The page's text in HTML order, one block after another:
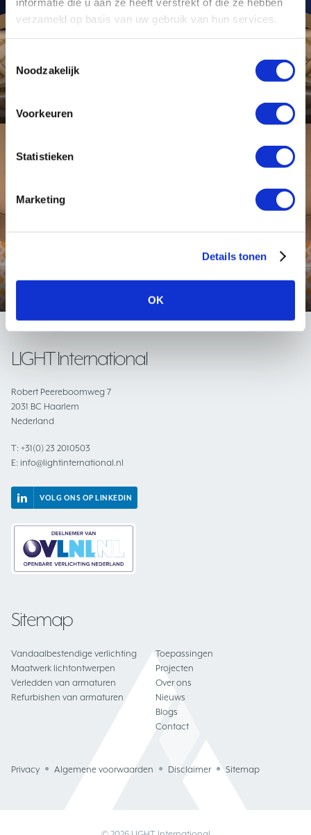
verzameld op basis van uw gebruik van hun services.
Toestemmingsselectie
Noodzakelijk
Voorkeuren
Statistieken
Marketing
Details tonen
OK
De groene verbinding
Toepassing
Tunnel- en onderdoorgang verlichting
Bekijk deze toepassing
LIGHT International
Robert Peereboomweg 7
2031 BC Haarlem
Nederland
T: +31(0) 23 2010503
E: info@lightinternational.nl
VOLG ONS OP LINKEDIN
Sitemap
Vandaalbestendige verlichting
Maatwerk lichtontwerpen
Verledden van armaturen
Refurbishen van armaturen
Toepassingen
Projecten
Over ons
Nieuws
Blogs
Contact
Privacy Algemene voorwaarden Disclaimer Sitemap